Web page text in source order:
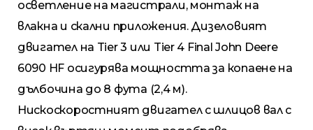
осветление на магистрали, монтаж на
влакна и скални приложения. Дизеловият
двигател на Tier 3 или Tier 4 Final John Deere
6090 HF осигурява мощността за копаене на
дълбочина до 8 фута (2,4 м).
Нискоскоростният двигател с шлицов вал с